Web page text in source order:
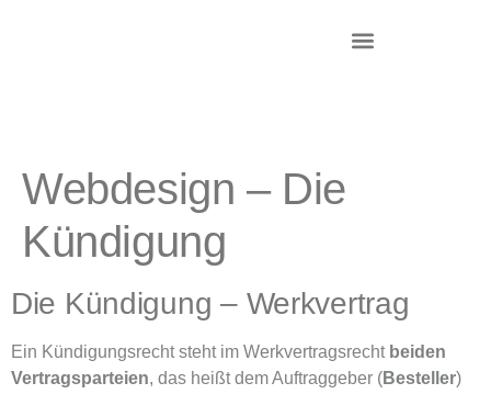
Webdesign – Die
Kündigung
Die Kündigung – Werkvertrag
Ein Kündigungsrecht steht im Werkvertragsrecht beiden
Vertragsparteien, das heißt dem Auftraggeber (Besteller)